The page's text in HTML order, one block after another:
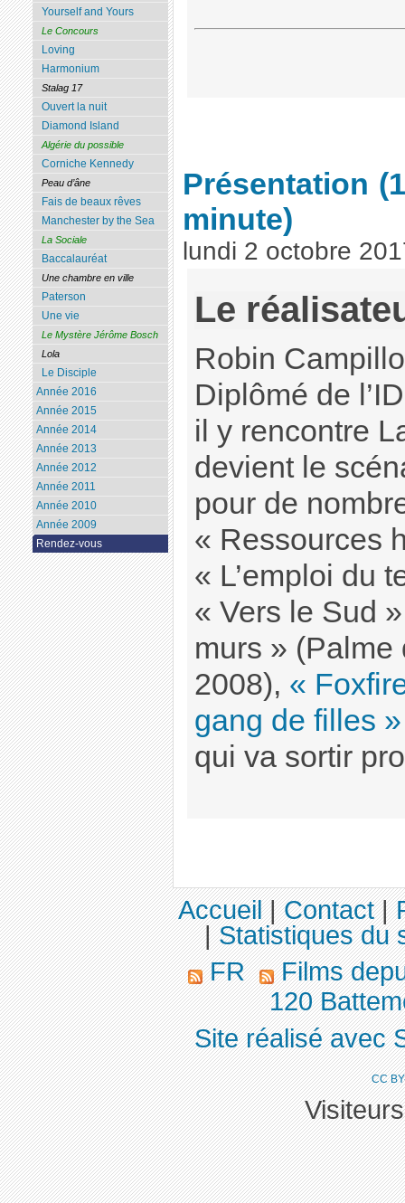
Présentation
minute)
lundi 2 octobre
Le
Robin
Diplômé de
il y rencontre
devient le
pour de
« Ressources
« L’emploi du
« Vers le Sud
murs » (Palme
2008), «
gang de filles »
qui va sortir
Yourself and Yours
Le Concours
Loving
Harmonium
Stalag 17
Ouvert la nuit
Diamond Island
Algérie du possible
Corniche Kennedy
Peau d’âne
Fais de beaux rêves
Manchester by the Sea
La Sociale
Baccalauréat
Une chambre en ville
Paterson
Une vie
Le Mystère Jérôme Bosch
Lola
Le Disciple
Année 2016
Année 2015
Année 2014
Année 2013
Année 2012
Année 2011
Année 2010
Année 2009
Rendez-vous
Accueil|Contact|
|Statistiques du
FR
Films
120
Site réalisé avec
CC